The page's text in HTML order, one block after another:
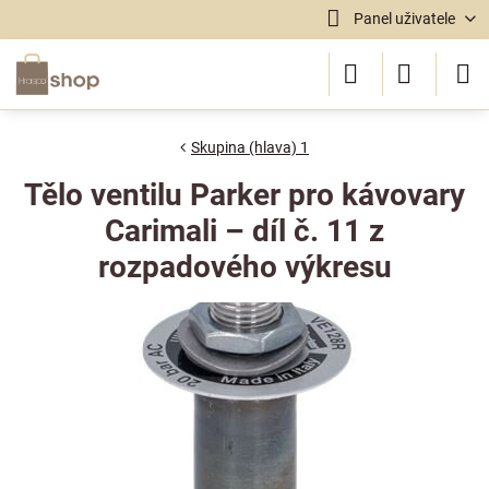
Panel uživatele
Skupina (hlava) 1
Tělo ventilu Parker pro kávovary
Carimali – díl č. 11 z
rozpadového výkresu